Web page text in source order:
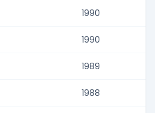
1990
1990
1989
1988